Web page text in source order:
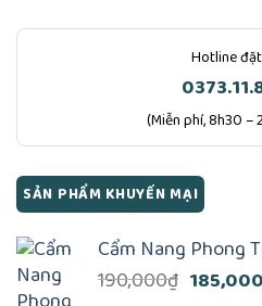
Hotline
(Miễn phí, 8h30 –
SẢN PHẨM KHUYẾN MẠI
Cẩm Nang Phong
190,000₫ Giá
185,000